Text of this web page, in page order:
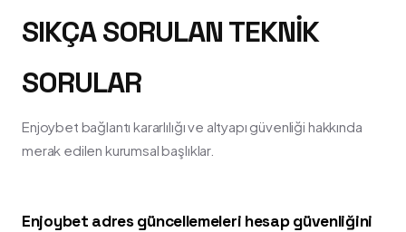
SIKÇA SORULAN TEKNIK
SORULAR
Enjoybet bağlantı kararlılığı ve altyapı güvenliği hakkında
merak edilen kurumsal başlıklar.
Enjoybet adres güncellemeleri hesap güvenliğini